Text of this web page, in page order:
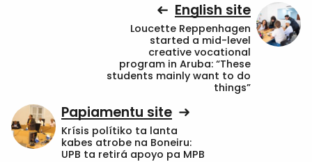
English site
Loucette Reppenhagen
started a mid-level
creative vocational
program in Aruba: “These
students mainly want to do
things”
Papiamentu site
Krísis polítiko ta lanta
kabes atrobe na Boneiru:
UPB ta retirá apoyo pa MPB